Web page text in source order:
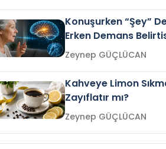
Konuşurken “Şey”
Erken Demans
Olabilir mi?Zeynep GÜÇLÜCAN
Kahveye Limon
Zayıflatır mı?
Zeynep GÜÇLÜCAN